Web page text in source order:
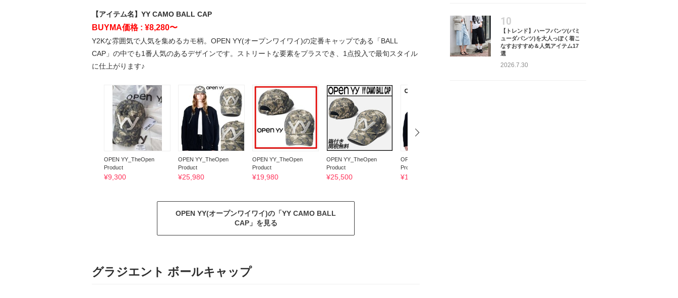
【アイテム名】YY CAMO BALL CAP
BUYMA価格 : ¥8,280〜
Y2Kな雰囲気で人気を集めるカモ柄。OPEN YY(オープンワイワイ)の定番キャップである「BALL
CAP」の中でも1番人気のあるデザインです。ストリートな要素をプラスでき、1点投入で最旬スタイル
に仕上がります♪
OPEN YY_TheOpen
Product
¥9,300
OPEN YY_TheOpen
Product
¥25,980
OPEN YY_TheOpen
Product
¥19,980
OPEN YY_TheOpen
Product
¥25,500
OPEN YY_TheOpen
Product
¥18,931
OPEN YY(オープンワイワイ)の「YY CAMO BALL
CAP」を見る
グラジエント ボールキャップ
10
【トレンド】ハーフパンツ(バミ
ューダパンツ)を大人っぽく着こ
なすおすすめ＆人気アイテム17
選
2026.7.30